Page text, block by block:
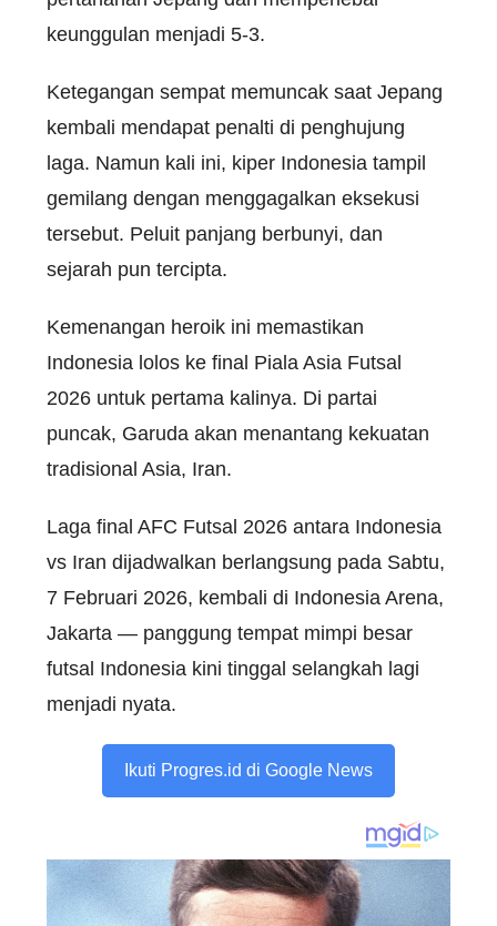
keunggulan menjadi 5-3.
Ketegangan sempat memuncak saat Jepang
kembali mendapat penalti di penghujung
laga. Namun kali ini, kiper Indonesia tampil
gemilang dengan menggagalkan eksekusi
tersebut. Peluit panjang berbunyi, dan
sejarah pun tercipta.
Kemenangan heroik ini memastikan
Indonesia lolos ke final Piala Asia Futsal
2026 untuk pertama kalinya. Di partai
puncak, Garuda akan menantang kekuatan
tradisional Asia, Iran.
Laga final AFC Futsal 2026 antara Indonesia
vs Iran dijadwalkan berlangsung pada Sabtu,
7 Februari 2026, kembali di Indonesia Arena,
Jakarta — panggung tempat mimpi besar
futsal Indonesia kini tinggal selangkah lagi
menjadi nyata.
Ikuti Progres.id di Google News